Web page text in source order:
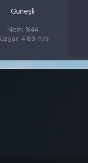
Güneşli
Nem: %44
4.89 m/s